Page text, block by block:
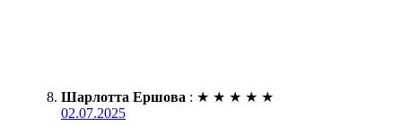
Шарлотта Ершова : ★ ★ ★ ★ ★
02.07.2025